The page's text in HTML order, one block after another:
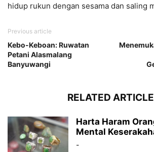
hidup rukun dengan sesama dan saling
Previous article
Kebo-Keboan: Ruwatan
Petani Alasmalang
Banyuwangi
RELATED
Harta Haram
Mental
-